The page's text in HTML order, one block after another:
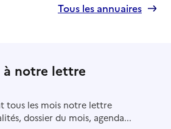
Tous les annuaires
à notre lettre
tous les mois notre lettre
dossier du mois, agenda...